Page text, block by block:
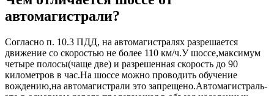
автомагистрали?
Согласно п. 10.3 ПДД, на автомагистралях разрешается
движение со скоростью не более 110 км/ч.У шоссе,максимум
четыре полосы(чаще две) и разрешенная скорость до 90
километров в час.На шоссе можно проводить обучение
вождению,на автомагистрали это запрещено.Автомагистраль-